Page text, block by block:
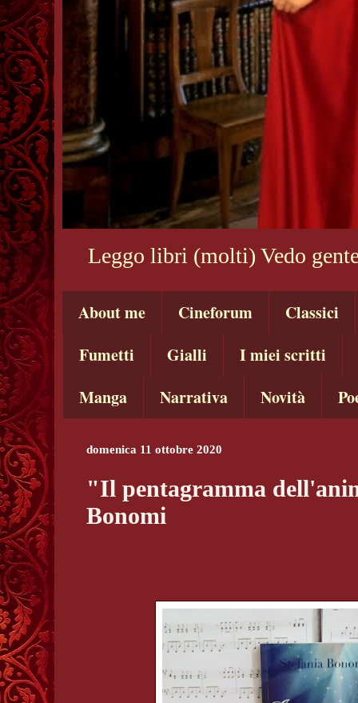
Leggo libri (molti) Vedo
About me Cineforum
Classici
Fumetti
Gialli
I miei scritti
Manga
Narrativa Novità
domenica 11 ottobre 2020
"Il pentagramma
Bonomi